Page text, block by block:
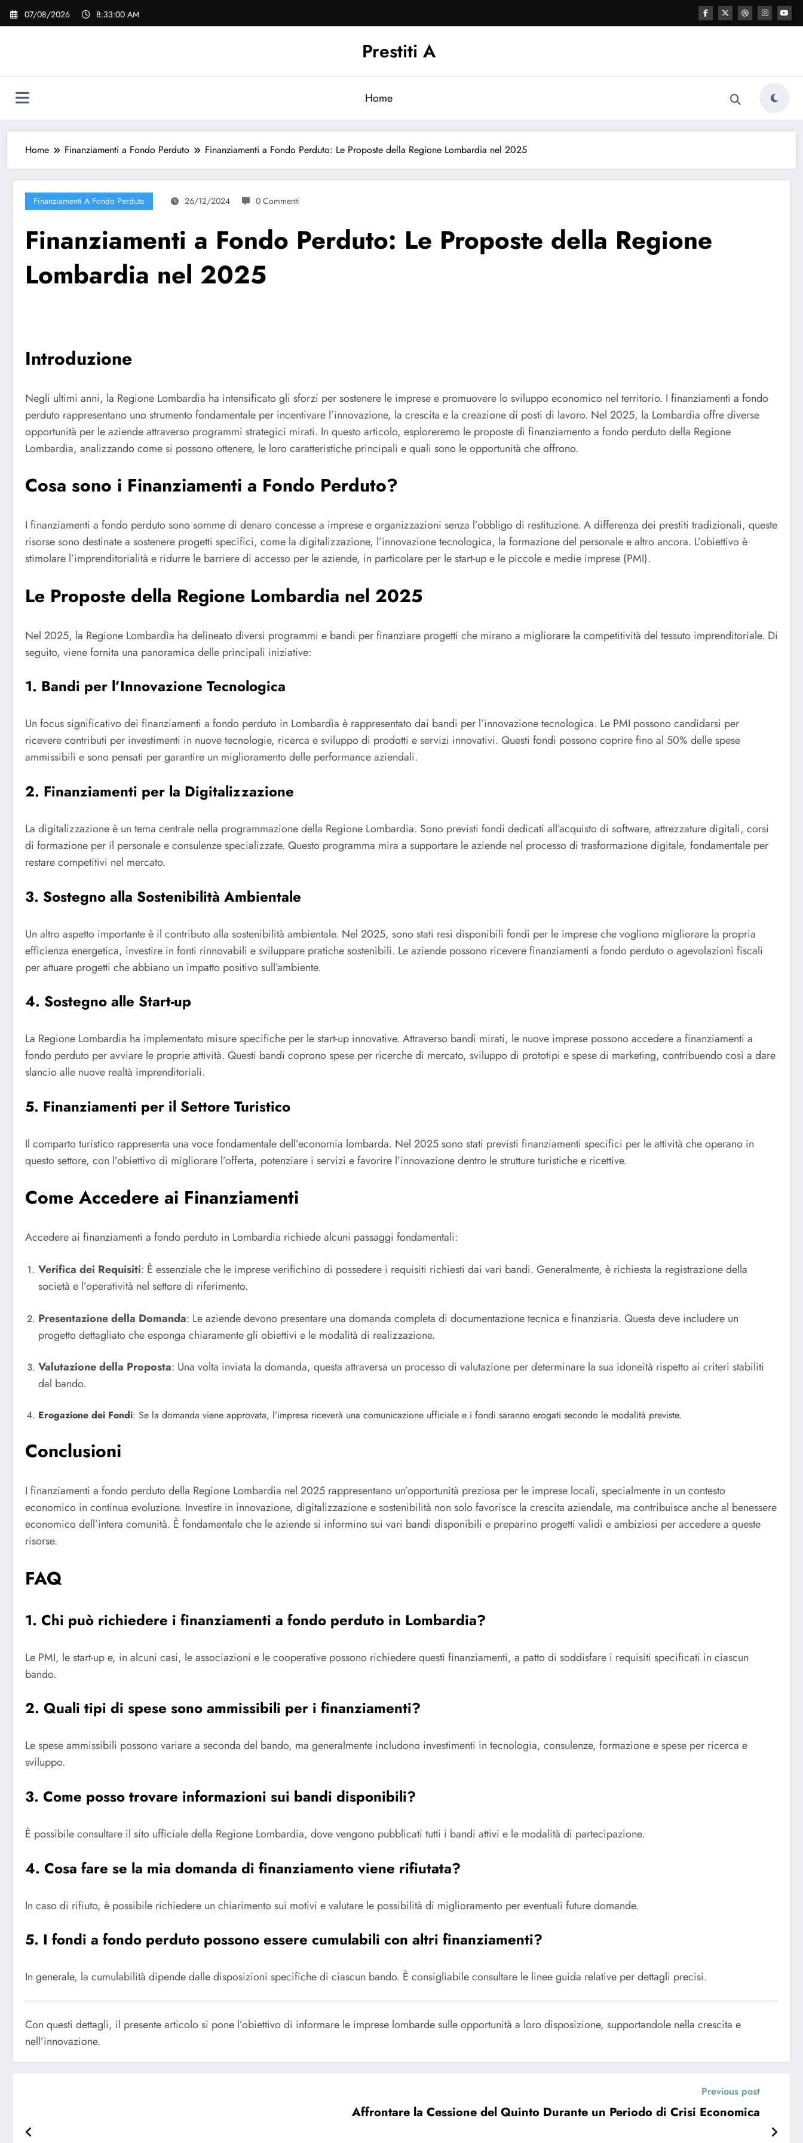
Vai
07/08/2026 8:33:01 AM
Prestiti A
Home
Home Finanziamenti a Fondo Perduto Finanziamenti a Fondo Perduto: Le Proposte della Regione Lombardia nel 2025
Finanziamenti A Fondo Perduto 26/12/2024 0 Commenti
Finanziamenti a Fondo Perduto: Le Proposte della Regione
Lombardia nel 2025
Introduzione
Negli ultimi anni, la Regione Lombardia ha intensificato gli sforzi per sostenere le imprese e promuovere lo sviluppo economico nel territorio. I finanziamenti a fondo
perduto rappresentano uno strumento fondamentale per incentivare l’innovazione, la crescita e la creazione di posti di lavoro. Nel 2025, la Lombardia offre diverse
opportunità per le aziende attraverso programmi strategici mirati. In questo articolo, esploreremo le proposte di finanziamento a fondo perduto della Regione
Lombardia, analizzando come si possono ottenere, le loro caratteristiche principali e quali sono le opportunità che offrono.
Cosa sono i Finanziamenti a Fondo Perduto?
I finanziamenti a fondo perduto sono somme di denaro concesse a imprese e organizzazioni senza l’obbligo di restituzione. A differenza dei prestiti tradizionali, queste
risorse sono destinate a sostenere progetti specifici, come la digitalizzazione, l’innovazione tecnologica, la formazione del personale e altro ancora. L’obiettivo è
stimolare l’imprenditorialità e ridurre le barriere di accesso per le aziende, in particolare per le start-up e le piccole e medie imprese (PMI).
Le Proposte della Regione Lombardia nel 2025
Nel 2025, la Regione Lombardia ha delineato diversi programmi e bandi per finanziare progetti che mirano a migliorare la competitività del tessuto imprenditoriale. Di
seguito, viene fornita una panoramica delle principali iniziative:
1. Bandi per l’Innovazione Tecnologica
Un focus significativo dei finanziamenti a fondo perduto in Lombardia è rappresentato dai bandi per l’innovazione tecnologica. Le PMI possono candidarsi per
ricevere contributi per investimenti in nuove tecnologie, ricerca e sviluppo di prodotti e servizi innovativi. Questi fondi possono coprire fino al 50% delle spese
ammissibili e sono pensati per garantire un miglioramento delle performance aziendali.
2. Finanziamenti per la Digitalizzazione
La digitalizzazione è un tema centrale nella programmazione della Regione Lombardia. Sono previsti fondi dedicati all’acquisto di software, attrezzature digitali, corsi
di formazione per il personale e consulenze specializzate. Questo programma mira a supportare le aziende nel processo di trasformazione digitale, fondamentale per
restare competitivi nel mercato.
3. Sostegno alla Sostenibilità Ambientale
Un altro aspetto importante è il contributo alla sostenibilità ambientale. Nel 2025, sono stati resi disponibili fondi per le imprese che vogliono migliorare la propria
efficienza energetica, investire in fonti rinnovabili e sviluppare pratiche sostenibili. Le aziende possono ricevere finanziamenti a fondo perduto o agevolazioni fiscali
per attuare progetti che abbiano un impatto positivo sull’ambiente.
4. Sostegno alle Start-up
La Regione Lombardia ha implementato misure specifiche per le start-up innovative. Attraverso bandi mirati, le nuove imprese possono accedere a finanziamenti a
fondo perduto per avviare le proprie attività. Questi bandi coprono spese per ricerche di mercato, sviluppo di prototipi e spese di marketing, contribuendo così a dare
slancio alle nuove realtà imprenditoriali.
5. Finanziamenti per il Settore Turistico
Il comparto turistico rappresenta una voce fondamentale dell’economia lombarda. Nel 2025 sono stati previsti finanziamenti specifici per le attività che operano in
questo settore, con l’obiettivo di migliorare l’offerta, potenziare i servizi e favorire l’innovazione dentro le strutture turistiche e ricettive.
Come Accedere ai Finanziamenti
Accedere ai finanziamenti a fondo perduto in Lombardia richiede alcuni passaggi fondamentali:
Verifica dei Requisiti: È essenziale che le imprese verifichino di possedere i requisiti richiesti dai vari bandi. Generalmente, è richiesta la registrazione della
società e l’operatività nel settore di riferimento.
Presentazione della Domanda: Le aziende devono presentare una domanda completa di documentazione tecnica e finanziaria. Questa deve includere un
progetto dettagliato che esponga chiaramente gli obiettivi e le modalità di realizzazione.
Valutazione della Proposta: Una volta inviata la domanda, questa attraversa un processo di valutazione per determinare la sua idoneità rispetto ai criteri stabiliti
dal bando.
Erogazione dei Fondi: Se la domanda viene approvata, l’impresa riceverà una comunicazione ufficiale e i fondi saranno erogati secondo le modalità previste.
Conclusioni
I finanziamenti a fondo perduto della Regione Lombardia nel 2025 rappresentano un’opportunità preziosa per le imprese locali, specialmente in un contesto
economico in continua evoluzione. Investire in innovazione, digitalizzazione e sostenibilità non solo favorisce la crescita aziendale, ma contribuisce anche al benessere
economico dell’intera comunità. È fondamentale che le aziende si informino sui vari bandi disponibili e preparino progetti validi e ambiziosi per accedere a queste
risorse.
FAQ
1. Chi può richiedere i finanziamenti a fondo perduto in Lombardia?
Le PMI, le start-up e, in alcuni casi, le associazioni e le cooperative possono richiedere questi finanziamenti, a patto di soddisfare i requisiti specificati in ciascun
bando.
2. Quali tipi di spese sono ammissibili per i finanziamenti?
Le spese ammissibili possono variare a seconda del bando, ma generalmente includono investimenti in tecnologia, consulenze, formazione e spese per ricerca e
sviluppo.
3. Come posso trovare informazioni sui bandi disponibili?
È possibile consultare il sito ufficiale della Regione Lombardia, dove vengono pubblicati tutti i bandi attivi e le modalità di partecipazione.
4. Cosa fare se la mia domanda di finanziamento viene rifiutata?
In caso di rifiuto, è possibile richiedere un chiarimento sui motivi e valutare le possibilità di miglioramento per eventuali future domande.
5. I fondi a fondo perduto possono essere cumulabili con altri finanziamenti?
In generale, la cumulabilità dipende dalle disposizioni specifiche di ciascun bando. È consigliabile consultare le linee guida relative per dettagli precisi.
Con questi dettagli, il presente articolo si pone l’obiettivo di informare le imprese lombarde sulle opportunità a loro disposizione, supportandole nella crescita e
nell’innovazione.
Previous post
Affrontare la Cessione del Quinto Durante un Periodo di Crisi Economica